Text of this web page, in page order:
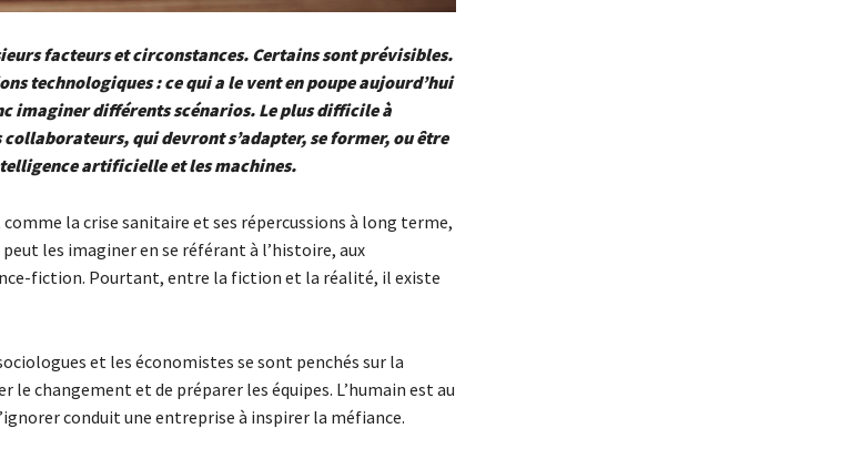
facteurs et circonstances. Certains sont prévisibles.
technologiques : ce qui a le vent en poupe aujourd’hui
imaginer différents scénarios. Le plus difficile à
qui devront s’adapter, se former, ou être
artificielle et les machines.
la crise sanitaire et ses répercussions à long terme,
les imaginer en se référant à l’histoire, aux
fiction. Pourtant, entre la fiction et la réalité, il existe
et les économistes se sont penchés sur la
le changement et de préparer les équipes. L’humain est au
conduit une entreprise à inspirer la méfiance.